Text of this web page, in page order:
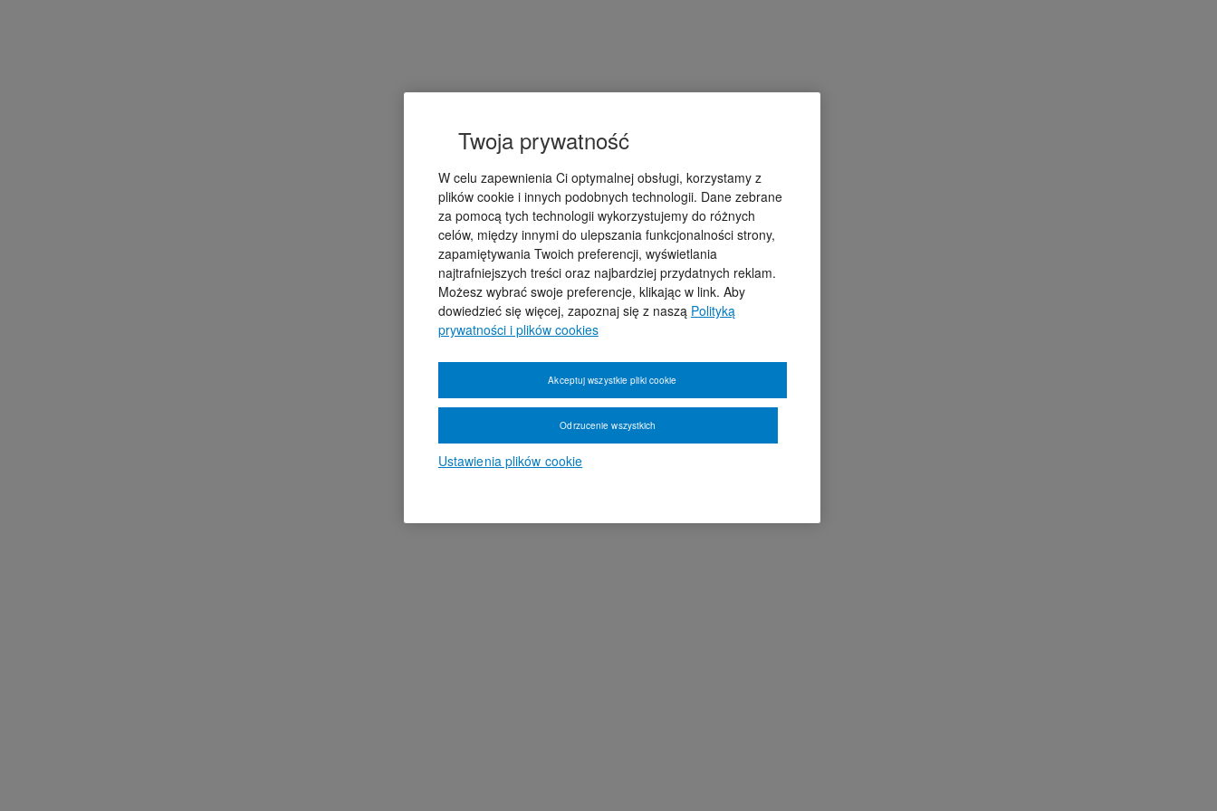
Twoja prywatność
W celu zapewnienia Ci optymalnej obsługi, korzystamy z
plików cookie i innych podobnych technologii. Dane zebrane
za pomocą tych technologii wykorzystujemy do różnych
celów, między innymi do ulepszania funkcjonalności strony,
zapamiętywania Twoich preferencji, wyświetlania
najtrafniejszych treści oraz najbardziej przydatnych reklam.
Możesz wybrać swoje preferencje, klikając w link. Aby
dowiedzieć się więcej, zapoznaj się z naszą Polityką
prywatności i plików cookies
Ustawienia plików cookie
Odrzucenie wszystkich
Akceptuj wszystkie pliki cookie